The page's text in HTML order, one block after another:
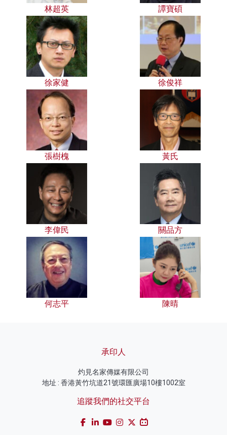
林超英 譚寶碩
徐家健 徐俊祥
張樹槐 黃氏
李偉民 關品方
何志平 陳晴
承印人
灼見名家傳媒有限公司
地址 : 香港黃竹坑道21號環匯廣場10樓1002室
追蹤我們的社交平台